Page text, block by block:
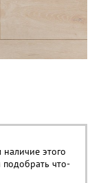
этого
что-